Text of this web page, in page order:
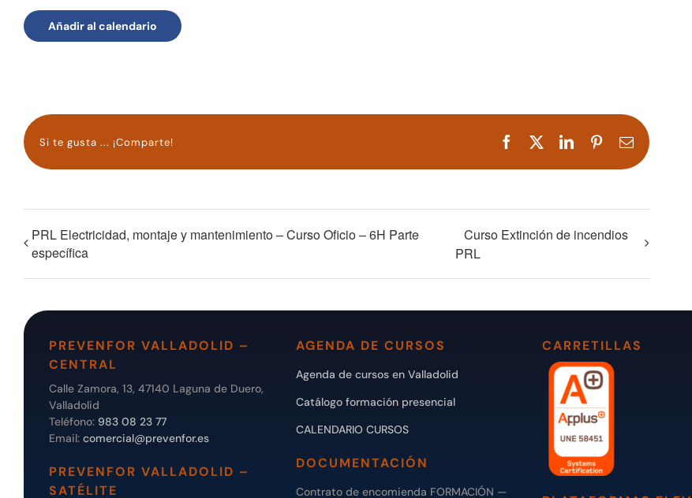
Añadir al calendario
Si te gusta ... ¡Comparte! Facebook LinkedInPinterestCorreo
electrónico
PRL Electricidad, montaje y mantenimiento – Curso Oficio – 6H Parte
específica
Curso Extinción de incendios
PRL
PREVENFOR VALLADOLID –
CENTRAL
Calle Zamora, 13, 47140 Laguna de Duero,
Valladolid
Teléfono: 983 08 23 77
Email: comercial@prevenfor.es
PREVENFOR VALLADOLID –
SATÉLITE
AGENDA DE CURSOS
Agenda de cursos en Valladolid
Catálogo formación presencial
CALENDARIO CURSOS
DOCUMENTACIÓN
Contrato de encomienda FORMACIÓN —
CARRETILLAS